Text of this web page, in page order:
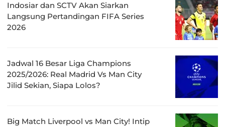
Indosiar dan SCTV Akan Siarkan
Langsung Pertandingan FIFA Series
2026
Jadwal 16 Besar Liga Champions
2025/2026: Real Madrid Vs Man City
Jilid Sekian, Siapa Lolos?
Big Match Liverpool vs Man City! Intip